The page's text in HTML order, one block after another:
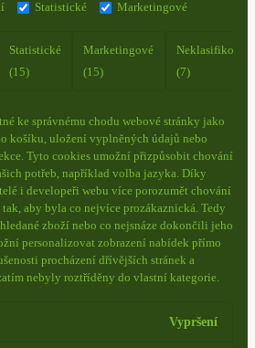
Statistické Marketingové
Statistické
(15)
Marketingové
(15)
(7)
ke správnému chodu webové stránky jako
košíku, uložení vyplněných údajů nebo
Tyto cookies umožní přizpůsobit chování
potřeb, například volba jazyka. Díky
i developeři webu více porozumět chování
aby byla co nejvíce prozákaznická. Tedy
zboží nebo co nejsnáze dokončili jeho
personalizovat zobrazení nabídek přímo
procházení dřívějších stránek a
nebyly roztříděny do vlastní kategorie.
Vypršení